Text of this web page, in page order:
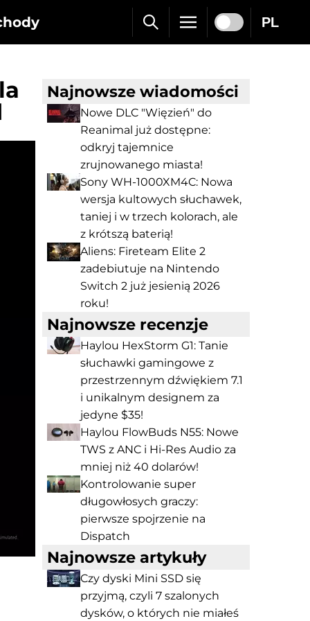
PL
Najnowsze wiadomości
Nowe DLC "Więzień" do
Reanimal już dostępne:
odkryj tajemnice
zrujnowanego miasta!
Sony WH-1000XM4C: Nowa
wersja kultowych słuchawek,
taniej i w trzech kolorach, ale
z krótszą baterią!
Aliens: Fireteam Elite 2
zadebiutuje na Nintendo
Switch 2 już jesienią 2026
roku!
Najnowsze recenzje
Haylou HexStorm G1: Tanie
słuchawki gamingowe z
przestrzennym dźwiękiem 7.1
i unikalnym designem za
jedyne $35!
Haylou FlowBuds N55: Nowe
TWS z ANC i Hi-Res Audio za
mniej niż 40 dolarów!
Kontrolowanie super
długowłosych graczy:
pierwsze spojrzenie na
Dispatch
Najnowsze artykuły
Czy dyski Mini SSD się
przyjmą, czyli 7 szalonych
dysków, o których nie miałeś